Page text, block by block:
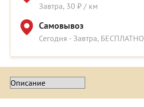
Завтра, 30 ₽ / км
Самовывоз
Сегодня - Завтра, БЕСПЛАТНО